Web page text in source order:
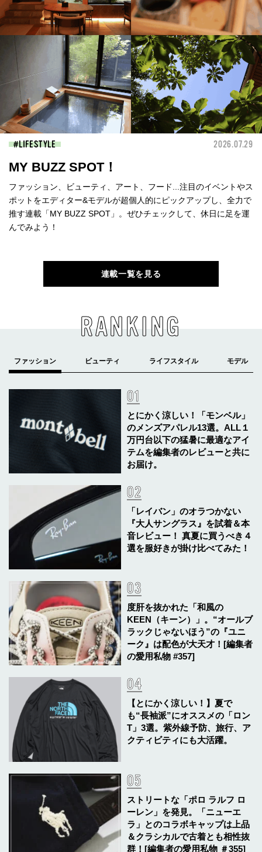
LIFESTYLE 2026.07.29
MY BUZZ SPOT！
ファッション、ビューティ、アート、フード...注目のイベントやス
ポットをエディター&モデルが超個人的にピックアップし、全力で
推す連載「MY BUZZ SPOT」。ぜひチェックして、休日に足を運
んでみよう！
連載一覧を見る
RANKING
とにかく涼しい！「モンベル」
のメンズアパレル13選。ALL１
万円台以下の猛暑に最適なアイ
テムを編集者のレビューと共に
お届け。
「レイバン」のオラつかない
『大人サングラス』を試着＆本
音レビュー！ 真夏に買うべき４
選を服好きが掛け比べてみた！
度肝を抜かれた「和風の
KEEN（キーン）」。“オールブ
ラックじゃないほう”の『ユニ
ーク』は配色が大天才！[編集者
の愛用私物 #357]
【とにかく涼しい！】夏で
も“長袖派”にオススメの「ロン
T」3選。紫外線予防、旅行、ア
クティビティにも大活躍。
ストリートな「ポロ ラルフ ロ
ーレン」を発見。「ニューエ
ラ」とのコラボキャップは上品
＆クラシカルで古着とも相性抜
群！[編集者の愛用私物 ＃355]